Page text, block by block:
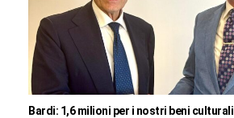
Bardi: 1,6 milioni per i nostri beni culturali